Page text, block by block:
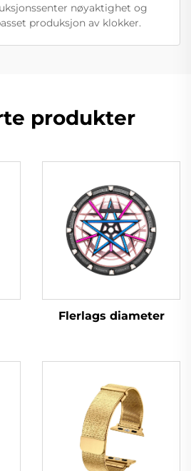
nøyaktighet og
produksjon av klokker.
produkter
Flerlags diameter